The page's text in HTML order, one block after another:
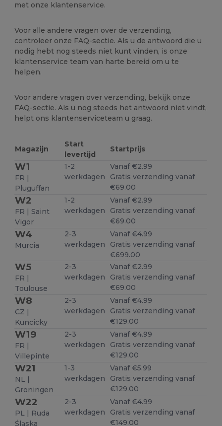
met onze klantenservice.
Voor alle andere vragen over de verzending,
controleer onze FAQ-sectie. Als u de antwoord die u
nodig hebt nog steeds niet kunt vinden, is onze
klantenservice team van harte bereid om u te
helpen.
Voor andere vragen over verzending, bekijk onze
FAQ-sectie. Als u nog steeds het antwoord niet vindt,
helpt ons klantenserviceteam u graag.
Magazijn
Start
levertijd
Startprijs
W1
FR |
Pluguffan
1-2
werkdagen
Vanaf €2.99
Gratis verzending vanaf
€69.00
W2
FR | Saint
Vigor
1-2
werkdagen
Vanaf €2.99
Gratis verzending vanaf
€69.00
W4
Murcia
2-3
werkdagen
Vanaf €4.99
Gratis verzending vanaf
€699.00
W5
FR |
Toulouse
2-3
werkdagen
Vanaf €2.99
Gratis verzending vanaf
€69.00
W8
CZ |
Kuncicky
2-3
werkdagen
Vanaf €4.99
Gratis verzending vanaf
€129.00
W19
FR |
Villepinte
2-3
werkdagen
Vanaf €4.99
Gratis verzending vanaf
€129.00
W21
NL |
Groningen
1-3
werkdagen
Vanaf €5.99
Gratis verzending vanaf
€129.00
W22
PL | Ruda
Śląska
2-3
werkdagen
Vanaf €4.99
Gratis verzending vanaf
€149.00